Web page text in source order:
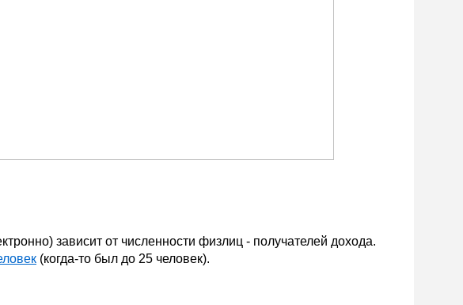
зависит от численности физлиц - получателей дохода.
(когда-то был до 25 человек).